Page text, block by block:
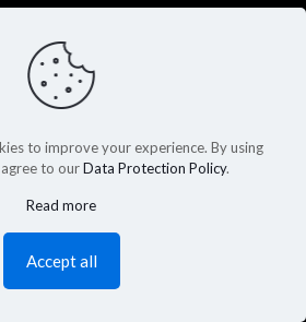
to improve your experience. By using
to ourData Protection Policy.
Read more
Accept all